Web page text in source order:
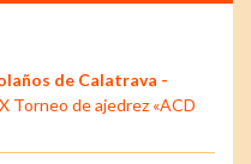
de Calatrava -
X Torneo de ajedrez «ACD